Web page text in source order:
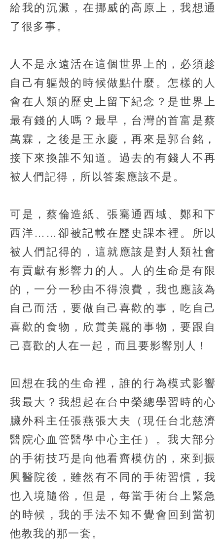
給我的沉澱，在挪威的高原上，我想通
了很多事。
人不是永遠活在這個世界上的，必須趁
自己有軀殼的時候做點什麼。怎樣的人
會在人類的歷史上留下紀念？是世界上
最有錢的人嗎？最早，台灣的首富是蔡
萬霖，之後是王永慶，再來是郭台銘，
接下來換誰不知道。過去的有錢人不再
被人們記得，所以答案應該不是。
可是，蔡倫造紙、張騫通西域、鄭和下
西洋……卻被記載在歷史課本裡。所以
被人們記得的，這就應該是對人類社會
有貢獻有影響力的人。人的生命是有限
的，一分一秒由不得浪費，我也應該為
自己而活，要做自己喜歡的事，吃自己
喜歡的食物，欣賞美麗的事物，要跟自
己喜歡的人在一起，而且要影響別人！
回想在我的生命裡，誰的行為模式影響
我最大？我想起在台中榮總學習時的心
臟外科主任張燕張大夫（現任台北慈濟
醫院心血管醫學中心主任）。我大部分
的手術技巧是向他看齊模仿的，來到振
興醫院後，雖然有不同的手術習慣，我
也入境隨俗，但是，每當手術台上緊急
的時候，我的手法不知不覺會回到當初
他教我的那一套。